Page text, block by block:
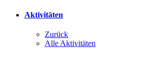
Aktivitäten
Zurück
Alle Aktivitäten